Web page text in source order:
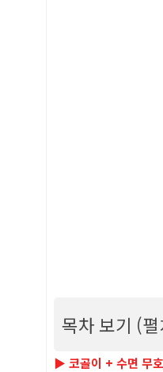
목차 보기 (
코골이 수술 (
▶ 코골이 + 수면 무